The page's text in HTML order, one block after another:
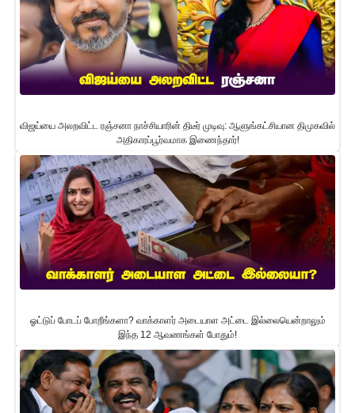
விஜய்யை அலறவிட்ட ரஞ்சனா நாச்சியாரின் திடீர் முடிவு: ஆளுங்கட்சியான திமுகவில்
அதிகாரப்பூர்வமாக இணைந்தார்!
ஓட்டுப் போடப் போறீங்களா? வாக்காளர் அடையாள அட்டை இல்லையென்றாலும்
இந்த 12 ஆவணங்கள் போதும்!